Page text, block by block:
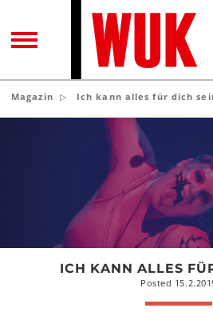
TOGGLE
Magazin Ich kann alles für dich
ICH KANN ALLES
Posted